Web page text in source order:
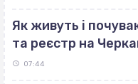
Як живуть і
та реєстр на
07:44